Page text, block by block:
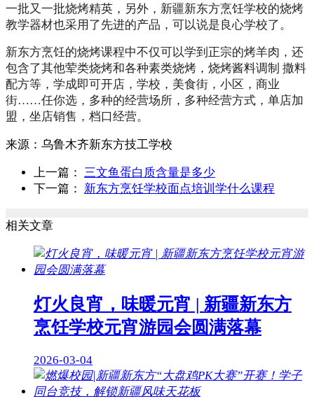
一批又一批烧烤精英，另外，新疆新东方烹饪学校的烧烤
教学器材也采用了先进的产品，可以说是良心学校了。
新东方烹饪的烧烤课程中不仅可以学到正宗的烤羊肉，还
包含了其他荤类烧烤和各种素类烧烤，烧烤酱料调制 撒料
配方等，学成即可开店，学校，美食街，小区，商业
街……任你选，多种的经营场所，多种经营方式，单店加
盟，坐店销售，档口经营。
来源： 乌鲁木齐新东方技工学校
上一篇： 三文鱼蛋白质含量是多少
下一篇： 新东方烹饪学校面点培训学什么课程
相关文章
灯火良宵，味暖元宵 | 新疆新东方
烹饪学校元宵游园会圆满落幕
2026-03-04